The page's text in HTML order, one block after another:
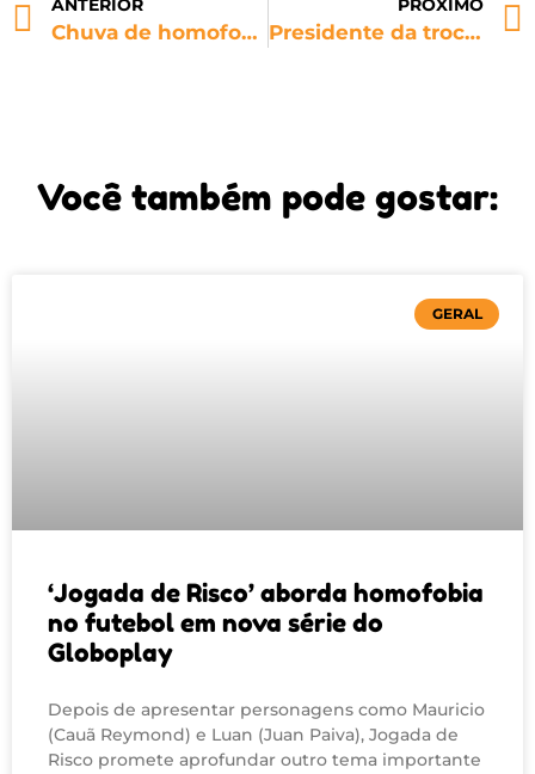
ANTERIOR
Chuva de homofobia marca primeiro jogo da final do Campeonato Baiano
PRÓXIMO
Presidente da trocida LGBTQ+ do Vitória é alvo de homofobia em rede social
Você também pode gostar:
GERAL
‘Jogada de Risco’ aborda homofobia
no futebol em nova série do
Globoplay
Depois de apresentar personagens como Mauricio
(Cauã Reymond) e Luan (Juan Paiva), Jogada de
Risco promete aprofundar outro tema importante